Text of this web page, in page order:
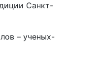
Санкт-
– ученых-